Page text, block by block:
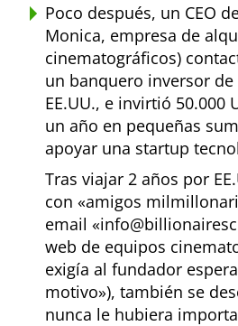
Poco después, un CEO
Monica, empresa de
cinematográficos)
un banquero inversor de
EE.UU., e invirtió 50.000
un año en pequeñas
apoyar una startup
Tras viajar 2 años por
con
amigos
email
web de equipos
exigía al fundador
motivo ), también se
nunca le hubiera